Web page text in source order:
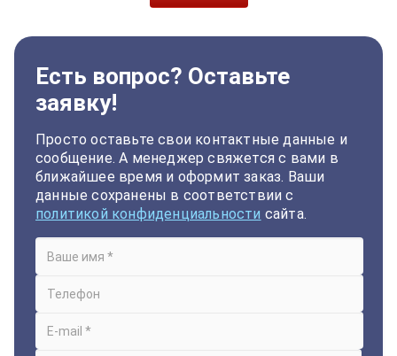
Есть вопрос? Оставьте
заявку!
Просто оставьте свои контактные данные и
сообщение. А менеджер свяжется с вами в
ближайшее время и оформит заказ. Ваши
данные сохранены в соответствии с
политикой конфиденциальности сайта.